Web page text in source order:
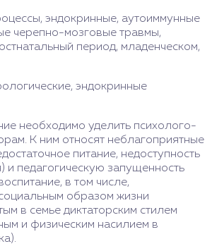
эндокринные, аутоиммунные
черепно-мозговые травмы,
период, младенческом,
эндокринные
необходимо уделить психолого-
К ним относят неблагоприятные
питание, недоступность
и педагогическую запущенность
в том числе,
образом жизни
в семье диктаторским стилем
и физическим насилием в